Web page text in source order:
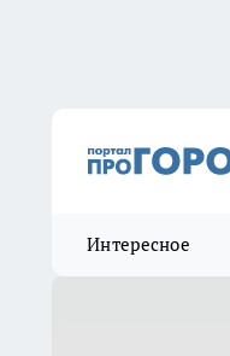
Интересное